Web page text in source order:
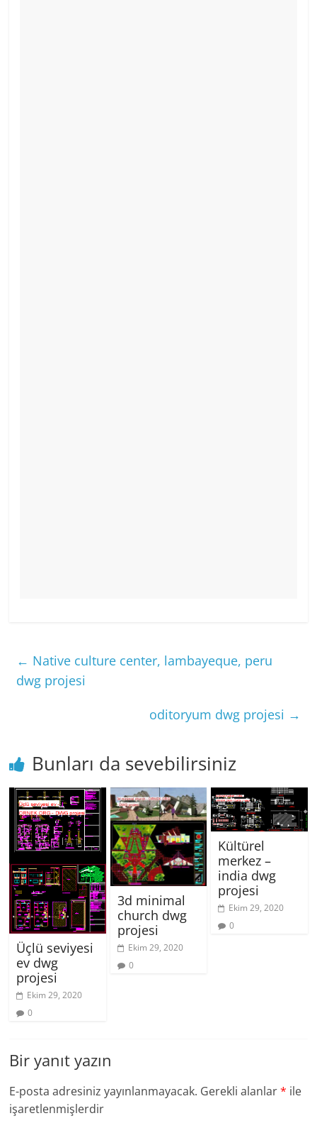
← Native culture center, lambayeque, peru
dwg projesi
oditoryum dwg projesi →
Bunları da sevebilirsiniz
Üçlü seviyesi
ev dwg
projesi
Ekim 29, 2020
0
3d minimal
church dwg
projesi
Ekim 29, 2020
0
Kültürel
merkez –
india dwg
projesi
Ekim 29, 2020
0
Bir yanıt yazın
E-posta adresiniz yayınlanmayacak. Gerekli alanlar* ile
işaretlenmişlerdir